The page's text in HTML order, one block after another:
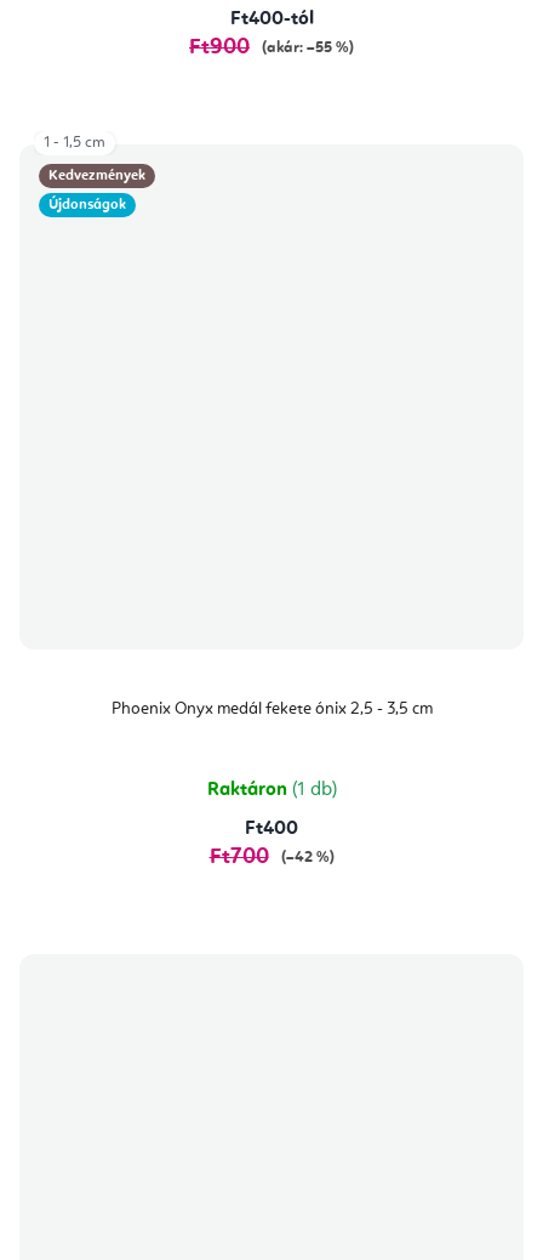
Ft400-tól
Ft900 (akár: –55 %)
Kedvezmények
Újdonságok
Phoenix Onyx medál fekete ónix 2,5 - 3,5 cm
Raktáron (1 db)
Ft400
Ft700 (–42 %)
1 - 1,5 cm